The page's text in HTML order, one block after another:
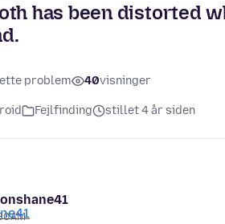
has been distorted
problem 40visninger
Fejlfinding stillet 4 år siden
AM